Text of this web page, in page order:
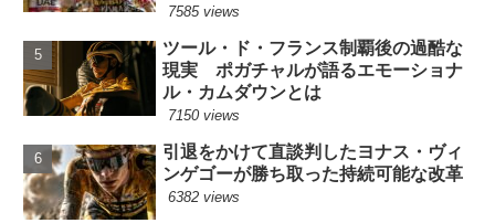
7585 views
ツール・ド・フランス制覇後の過酷な
現実 ポガチャルが語るエモーショナ
ル・カムダウンとは
7150 views
引退をかけて直談判したヨナス・ヴィ
ンゲゴーが勝ち取った持続可能な改革
6382 views